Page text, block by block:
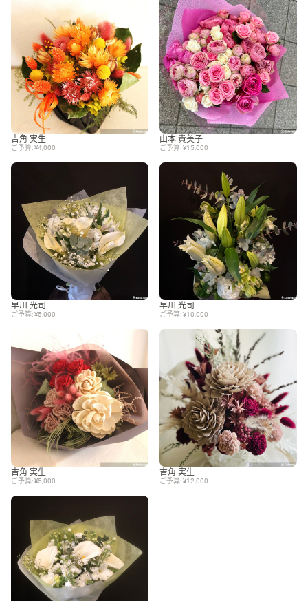
吉角 実生
ご予算: ¥4,000
山本 貴美子
ご予算: ¥15,000
早川 光司
ご予算: ¥5,000
早川 光司
ご予算: ¥10,000
吉角 実生
ご予算: ¥5,000
吉角 実生
ご予算: ¥12,000